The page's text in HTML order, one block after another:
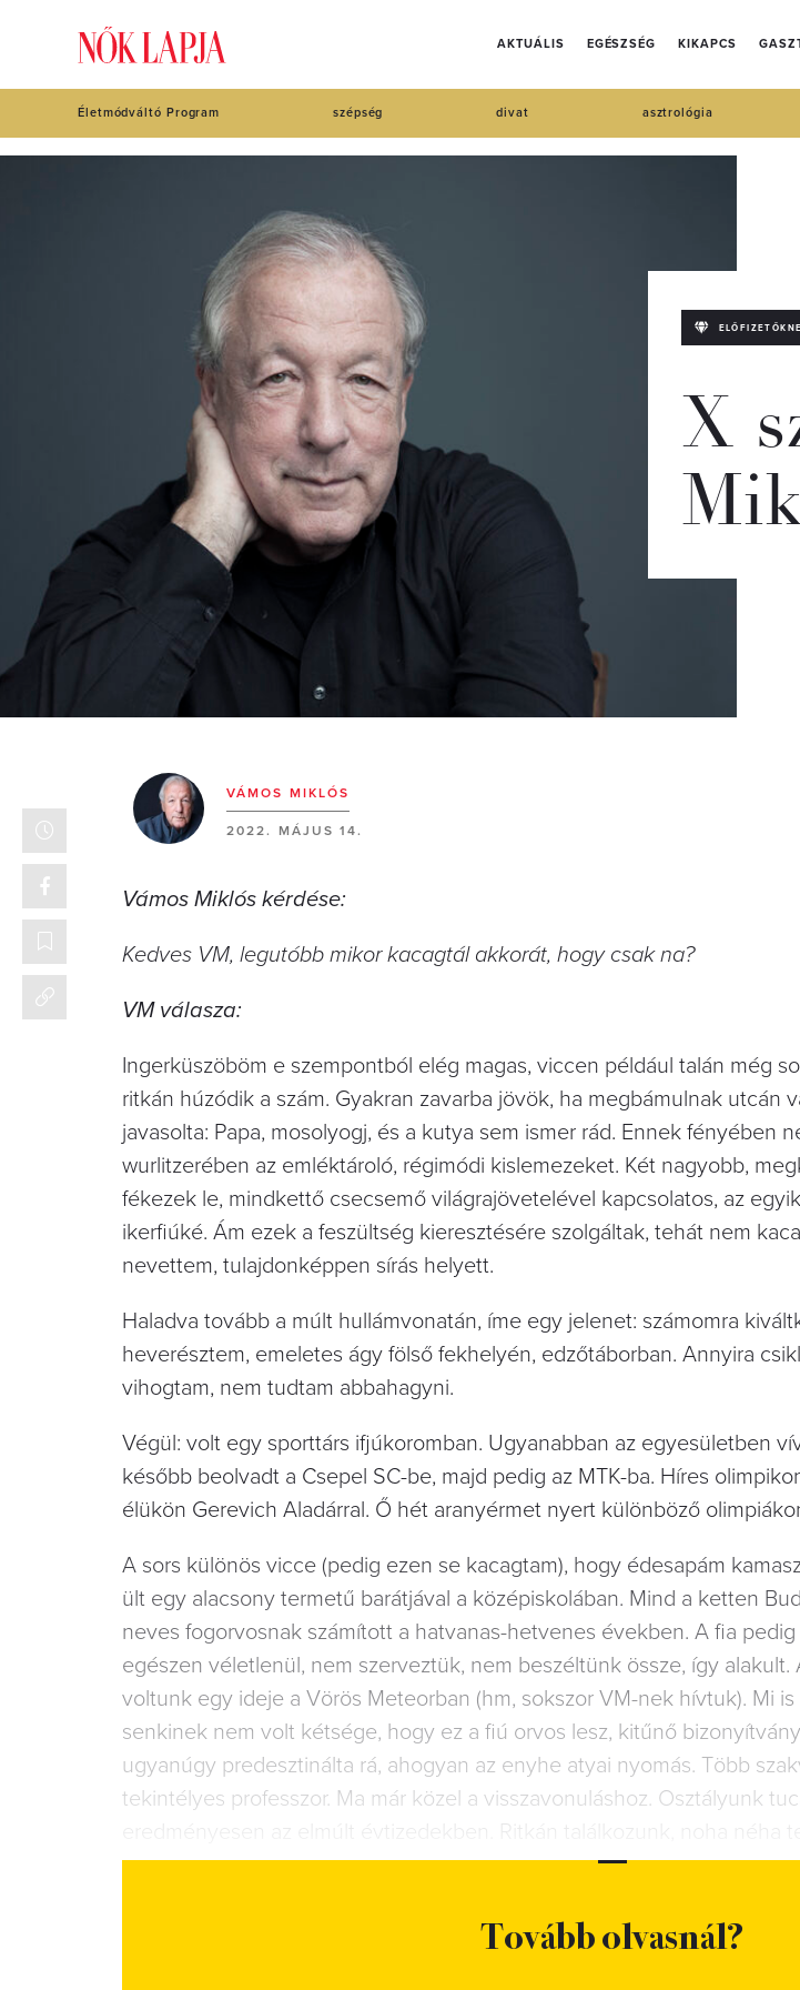
AKTUÁLIS EGÉSZSÉG KIKAPCS
Életmódváltó Program szépség divat asztrológia
X
VÁMOS MIKLÓS
2022. MÁJUS 14.
Vámos Miklós kérdése:
Kedves VM, legutóbb mikor kacagtál akkorát, hogy csak na?
VM válasza:
Ingerküszöböm e szempontból elég magas, viccen például talán még
ritkán húzódik a szám. Gyakran zavarba jövök, ha megbámulnak utcán
javasolta: Papa, mosolyogj, és a kutya sem ismer rád. Ennek fényében
wurlitzerében az emléktároló, régimódi kislemezeket. Két nagyobb,
fékezek le, mindkettő csecsemő világrajövetelével kapcsolatos, az
ikerfiúké. Ám ezek a feszültség kieresztésére szolgáltak, tehát nem
nevettem, tulajdonképpen sírás helyett.
Haladva tovább a múlt hullámvonatán, íme egy jelenet: számomra
heverésztem, emeletes ágy fölső fekhelyén, edzőtáborban. Annyira
vihogtam, nem tudtam abbahagyni.
Végül: volt egy sporttárs ifjúkoromban. Ugyanabban az egyesületben
később beolvadt a Csepel SC-be, majd pedig az MTK-ba. Híres
élükön Gerevich Aladárral. Ő hét aranyérmet nyert különböző
A sors különös vicce (pedig ezen se kacagtam), hogy édesapám
ült egy alacsony termetű barátjával a középiskolában. Mind a ketten
neves fogorvosnak számított a hatvanas-hetvenes években. A fia
egészen véletlenül, nem szerveztük, nem beszéltünk össze, így alakult.
voltunk egy ideje a Vörös Meteorban (hm, sokszor VM-nek hívtuk). Mi
senkinek nem volt kétsége, hogy ez a fiú orvos lesz, kitűnő
ugyanúgy predesztinálta rá, ahogyan az enyhe atyai nyomás. Több
tekintélyes professzor. Ma már közel a visszavonuláshoz. Osztályunk
eredményesen az elmúlt évtizedekben. Ritkán találkozunk, noha néha
Tovább olvasnál?